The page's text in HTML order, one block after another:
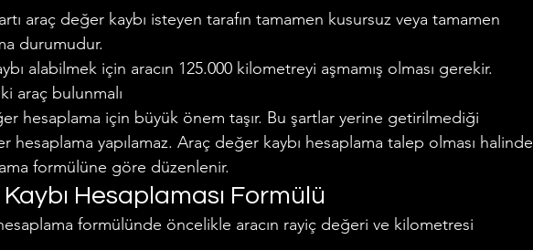
araç değer kaybı isteyen tarafın tamamen kusursuz veya tamamen
durumudur.
alabilmek için aracın 125.000 kilometreyi aşmamış olması gerekir.
araç bulunmalı
hesaplama için büyük önem taşır. Bu şartlar yerine getirilmediği
hesaplama yapılamaz. Araç değer kaybı hesaplama talep olması halinde
formülüne göre düzenlenir.
Hesaplaması Formülü
formülünde öncelikle aracın rayiç değeri ve kilometresi